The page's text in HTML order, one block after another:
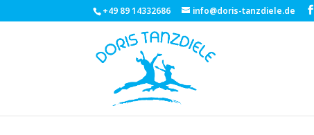
+49 89 14332686 info@doris-tanzdiele.de